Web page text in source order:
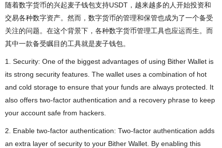
随着数字货币的兴起麦子钱包支持USDT，越来越多的人开始投资和
交易各种数字资产。然而，数字货币的管理和保管也成为了一个备受
关注的问题。在这个背景下，各种数字货币管理工具也应运而生。而
其中一款备受瞩目的工具就是麦子钱包。
1. Security: One of the biggest advantages of using Bither Wallet is
its strong security features. The wallet uses a combination of hot
and cold storage to ensure that your funds are always protected. It
also offers two-factor authentication and a recovery phrase to keep
your account safe from hackers.
2. Enable two-factor authentication: Two-factor authentication adds
an extra layer of security to your Bither Wallet. By enabling this